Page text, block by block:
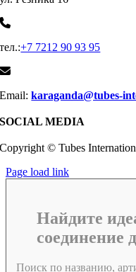
тел.:+7 7212 90 93 95
Email:karaganda@tubes-
SOCIAL MEDIA
Copyright © Tubes
Page load link
Найдите
соединение
Поиск по названию,